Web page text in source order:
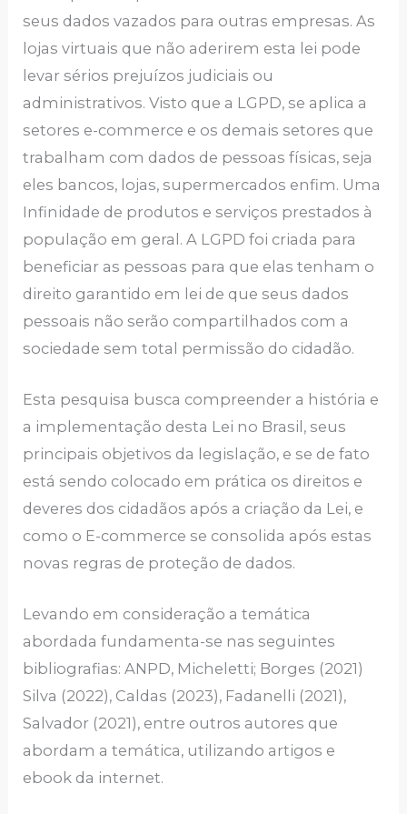
seus dados vazados para outras empresas. As
lojas virtuais que não aderirem esta lei pode
levar sérios prejuízos judiciais ou
administrativos. Visto que a LGPD, se aplica a
setores e-commerce e os demais setores que
trabalham com dados de pessoas físicas, seja
eles bancos, lojas, supermercados enfim. Uma
Infinidade de produtos e serviços prestados à
população em geral. A LGPD foi criada para
beneficiar as pessoas para que elas tenham o
direito garantido em lei de que seus dados
pessoais não serão compartilhados com a
sociedade sem total permissão do cidadão.
Esta pesquisa busca compreender a história e
a implementação desta Lei no Brasil, seus
principais objetivos da legislação, e se de fato
está sendo colocado em prática os direitos e
deveres dos cidadãos após a criação da Lei, e
como o E-commerce se consolida após estas
novas regras de proteção de dados.
Levando em consideração a temática
abordada fundamenta-se nas seguintes
bibliografias: ANPD, Micheletti; Borges (2021)
Silva (2022), Caldas (2023), Fadanelli (2021),
Salvador (2021), entre outros autores que
abordam a temática, utilizando artigos e
ebook da internet.